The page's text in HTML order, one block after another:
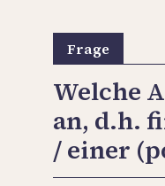
Welche
an, d.h.
/ einer